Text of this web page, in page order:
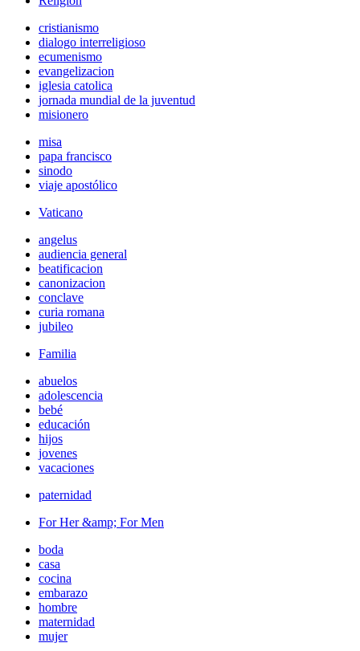
cristianismo
dialogo interreligioso
ecumenismo
evangelizacion
iglesia catolica
jornada mundial de la juventud
misionero
misa
papa francisco
sinodo
viaje apostólico
Vaticano
angelus
audiencia general
beatificacion
canonizacion
conclave
curia romana
jubileo
Familia
abuelos
adolescencia
bebé
educación
hijos
jovenes
vacaciones
paternidad
For Her &amp; For Men
boda
casa
cocina
embarazo
hombre
maternidad
mujer